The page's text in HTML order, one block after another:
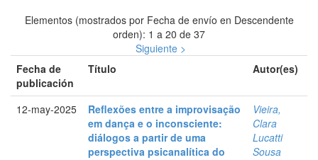
Elementos (mostrados por Fecha de envío en Descendente
orden): 1 a 20 de 37
Siguiente >
Fecha de
publicación
Título Autor(es)
12-may-2025
Reflexões entre a improvisação
em dança e o inconsciente:
diálogos a partir de uma
perspectiva psicanalítica do
Vieira,
Clara
Lucatti
Sousa